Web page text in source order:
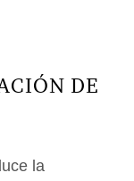
DE
la